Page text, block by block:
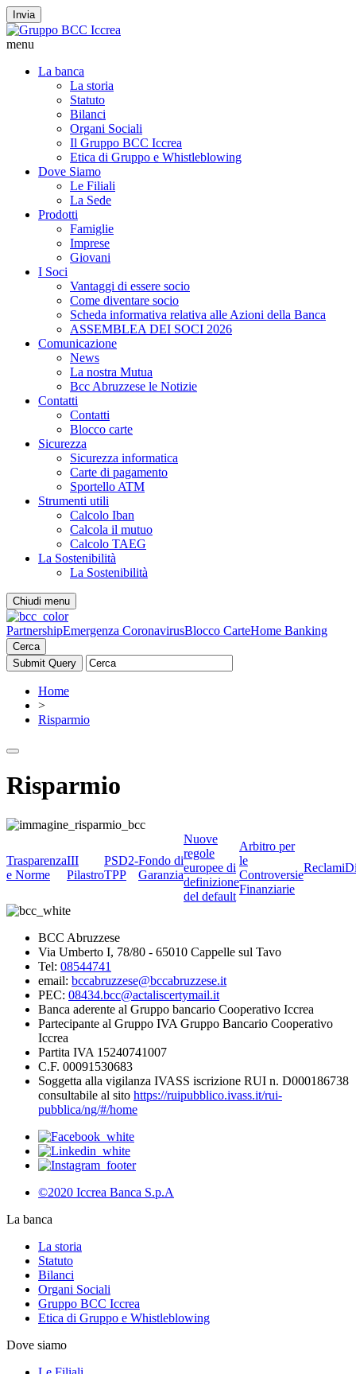
Invia
menu
La banca
La storia
Statuto
Bilanci
Organi Sociali
Il Gruppo BCC Iccrea
Etica di Gruppo e Whistleblowing
Dove Siamo
Le Filiali
La Sede
Prodotti
Famiglie
Imprese
Giovani
I Soci
Vantaggi di essere socio
Come diventare socio
Scheda informativa relativa alle Azioni della Banca
ASSEMBLEA DEI SOCI 2026
Comunicazione
News
La nostra Mutua
Bcc Abruzzese le Notizie
Contatti
Contatti
Blocco carte
Sicurezza
Sicurezza informatica
Carte di pagamento
Sportello ATM
Strumenti utili
Calcolo Iban
Calcola il mutuo
Calcolo TAEG
La Sostenibilità
La Sostenibilità
Chiudi menu
PartnershipEmergenza CoronavirusBlocco CarteHome Banking
Cerca
Home
>
Risparmio
Risparmio
Trasparenza
e Norme
III
Pilastro
PSD2-
TPP
Fondo di
Garanzia
Nuove
regole
europee di
definizione
del default
Arbitro per
le
Controversie
Finanziarie
Reclami
BCC Abruzzese
Via Umberto I, 78/80 - 65010 Cappelle sul Tavo
Tel: 08544741
email: bccabruzzese@bccabruzzese.it
PEC: 08434.bcc@actaliscertymail.it
Banca aderente al Gruppo bancario Cooperativo Iccrea
Partecipante al Gruppo IVA Gruppo Bancario Cooperativo
Iccrea
Partita IVA 15240741007
C.F. 00091530683
Soggetta alla vigilanza IVASS iscrizione RUI n. D000186738
consultabile al sito https://ruipubblico.ivass.it/rui-
pubblica/ng/#/home
©2020 Iccrea Banca S.p.A
La banca
La storia
Statuto
Bilanci
Organi Sociali
Gruppo BCC Iccrea
Etica di Gruppo e Whistleblowing
Dove siamo